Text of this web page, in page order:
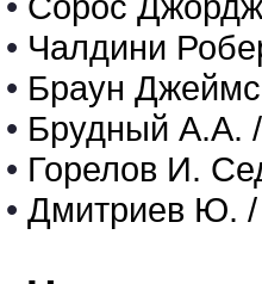
• Чалдини
• Браун
• Брудный А.А. /
• Горелов И.
• Дмитриев Ю. /